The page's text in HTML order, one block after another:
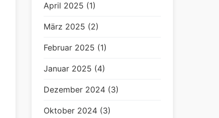
April 2025 (1)
März 2025 (2)
Februar 2025 (1)
Januar 2025 (4)
Dezember 2024 (3)
Oktober 2024 (3)